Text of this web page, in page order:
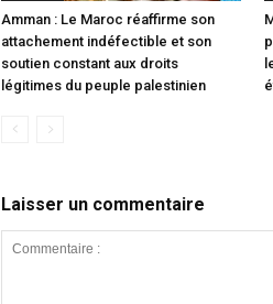
Amman : Le Maroc réaffirme son
attachement indéfectible et son
soutien constant aux droits
légitimes du peuple palestinien
Laisser un commentaire